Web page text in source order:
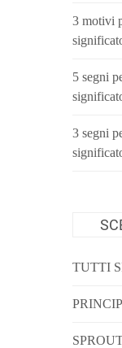
3 motivi
5 segni
3 segni
TUTTI